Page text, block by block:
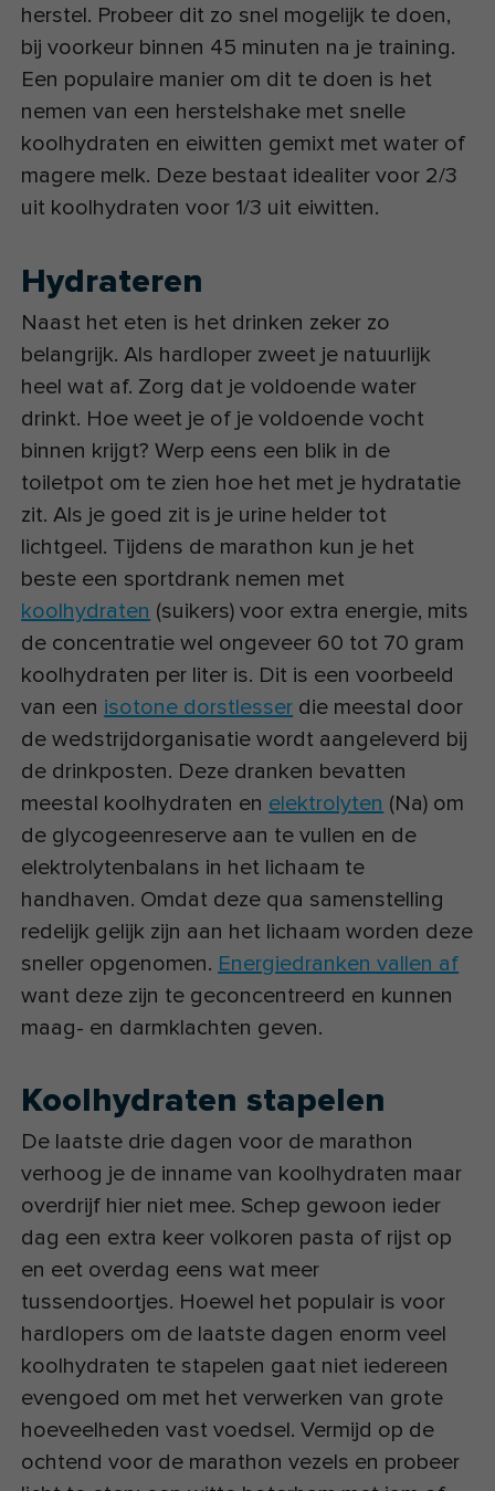
herstel. Probeer dit zo snel mogelijk te doen,
bij voorkeur binnen 45 minuten na je training.
Een populaire manier om dit te doen is het
nemen van een herstelshake met snelle
koolhydraten en eiwitten gemixt met water of
magere melk. Deze bestaat idealiter voor 2/3
uit koolhydraten voor 1/3 uit eiwitten.
Hydrateren
Naast het eten is het drinken zeker zo
belangrijk. Als hardloper zweet je natuurlijk
heel wat af. Zorg dat je voldoende water
drinkt. Hoe weet je of je voldoende vocht
binnen krijgt? Werp eens een blik in de
toiletpot om te zien hoe het met je hydratatie
zit. Als je goed zit is je urine helder tot
lichtgeel. Tijdens de marathon kun je het
beste een sportdrank nemen met
koolhydraten (suikers) voor extra energie, mits
de concentratie wel ongeveer 60 tot 70 gram
koolhydraten per liter is. Dit is een voorbeeld
van een isotone dorstlesser die meestal door
de wedstrijdorganisatie wordt aangeleverd bij
de drinkposten. Deze dranken bevatten
meestal koolhydraten en elektrolyten (Na) om
de glycogeenreserve aan te vullen en de
elektrolytenbalans in het lichaam te
handhaven. Omdat deze qua samenstelling
redelijk gelijk zijn aan het lichaam worden deze
sneller opgenomen. Energiedranken vallen af
want deze zijn te geconcentreerd en kunnen
maag- en darmklachten geven.
Koolhydraten stapelen
De laatste drie dagen voor de marathon
verhoog je de inname van koolhydraten maar
overdrijf hier niet mee. Schep gewoon ieder
dag een extra keer volkoren pasta of rijst op
en eet overdag eens wat meer
tussendoortjes. Hoewel het populair is voor
hardlopers om de laatste dagen enorm veel
koolhydraten te stapelen gaat niet iedereen
evengoed om met het verwerken van grote
hoeveelheden vast voedsel. Vermijd op de
ochtend voor de marathon vezels en probeer